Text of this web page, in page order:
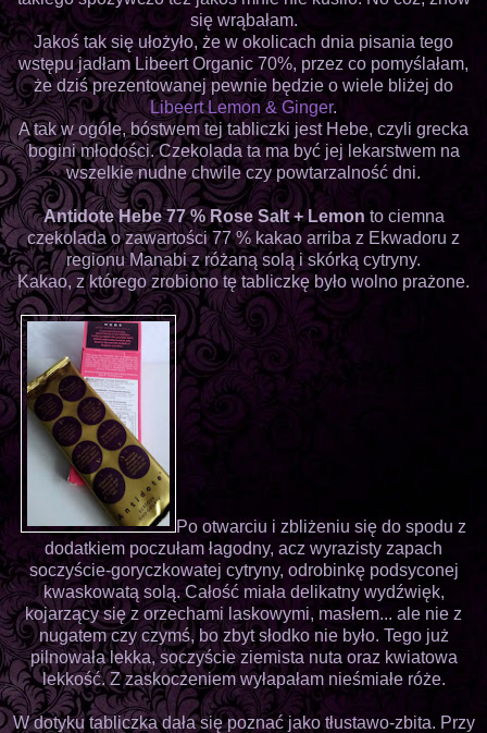
się wrąbałam.
Jakoś tak się ułożyło, że w okolicach dnia pisania tego
wstępu jadłam Libeert Organic 70%, przez co pomyślałam,
że dziś prezentowanej pewnie będzie o wiele bliżej do
Libeert Lemon & Ginger.
A tak w ogóle, bóstwem tej tabliczki jest Hebe, czyli grecka
bogini młodości. Czekolada ta ma być jej lekarstwem na
wszelkie nudne chwile czy powtarzalność dni.
Antidote Hebe 77 % Rose Salt + Lemon to ciemna
czekolada o zawartości 77 % kakao arriba z Ekwadoru z
regionu Manabi z różaną solą i skórką cytryny.
Kakao, z którego zrobiono tę tabliczkę było wolno prażone.
Po otwarciu i zbliżeniu się do spodu z
dodatkiem poczułam łagodny, acz wyrazisty zapach
soczyście-goryczkowatej cytryny, odrobinkę podsyconej
kwaskowatą solą. Całość miała delikatny wydźwięk,
kojarzący się z orzechami laskowymi, masłem... ale nie z
nugatem czy czymś, bo zbyt słodko nie było. Tego już
pilnowała lekka, soczyście ziemista nuta oraz kwiatowa
lekkość. Z zaskoczeniem wyłapałam nieśmiałe róże.
W dotyku tabliczka dała się poznać jako tłustawo-zbita. Przy